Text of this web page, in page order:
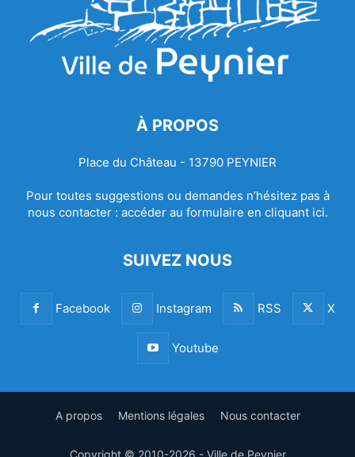
À PROPOS
Place du Château - 13790 PEYNIER
Pour toutes suggestions ou demandes n’hésitez pas à
nous contacter : accéder au formulaire en cliquant ici.
SUIVEZ NOUS
Facebook Instagram RSS X
Youtube
A propos Mentions légales Nous contacter
Copyright © 2010-2026 - Ville de Peynier